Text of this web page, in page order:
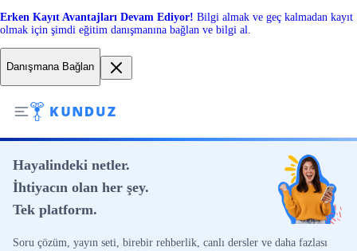
Erken Kayıt Avantajları Devam Ediyor! Bilgi almak ve geç kalmadan kayıt
olmak için şimdi eğitim danışmanına bağlan ve bilgi al.
Danışmana Bağlan
Hayalindeki netler.
İhtiyacın olan her şey.
Tek platform.
Soru çözüm, yayın seti, birebir rehberlik, canlı dersler ve daha fazlası